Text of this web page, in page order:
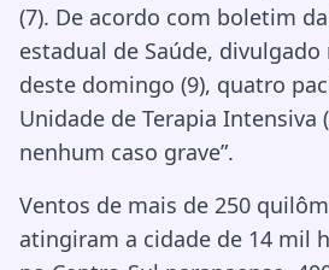
(7). De acordo com boletim
estadual de Saúde,
deste domingo (9), quatro
Unidade de Terapia Intensiva
nenhum caso grave”.
Ventos de mais de 250
atingiram a cidade de 14 mil